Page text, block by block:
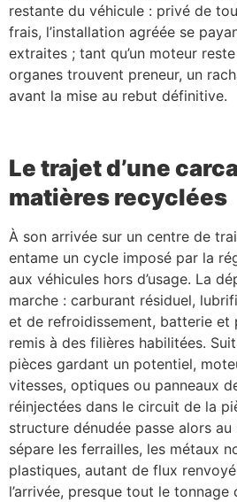
restante du véhicule : privé de
frais, l’installation agréée se
extraites ; tant qu’un moteur
organes trouvent preneur, un
avant la mise au rebut définitive.
Le trajet d’une
matières recyclées
À son arrivée sur un centre de
entame un cycle imposé par la
aux véhicules hors d’usage. La
marche : carburant résiduel,
et de refroidissement, batterie et
remis à des filières habilitées.
pièces gardant un potentiel,
vitesses, optiques ou panneaux
réinjectées dans le circuit de la
structure dénudée passe alors
sépare les ferrailles, les métaux
plastiques, autant de flux
l’arrivée, presque tout le tonnage